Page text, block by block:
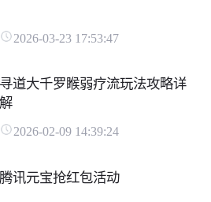
2026-03-23 17:53:47
寻道大千罗睺弱疗流玩法攻略详
解
2026-02-09 14:39:24
腾讯元宝抢红包活动